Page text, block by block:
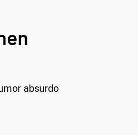
absurdo